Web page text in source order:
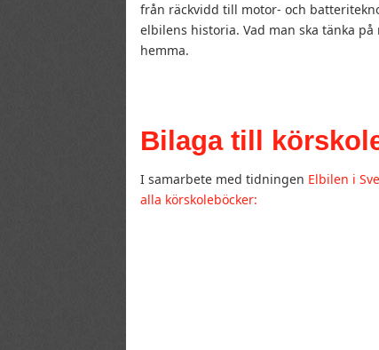
från räckvidd till motor- och
elbilens historia. Vad man ska tänka
hemma.
Bilaga till
I samarbete med tidningen Elbilen i
alla körskoleböcker: